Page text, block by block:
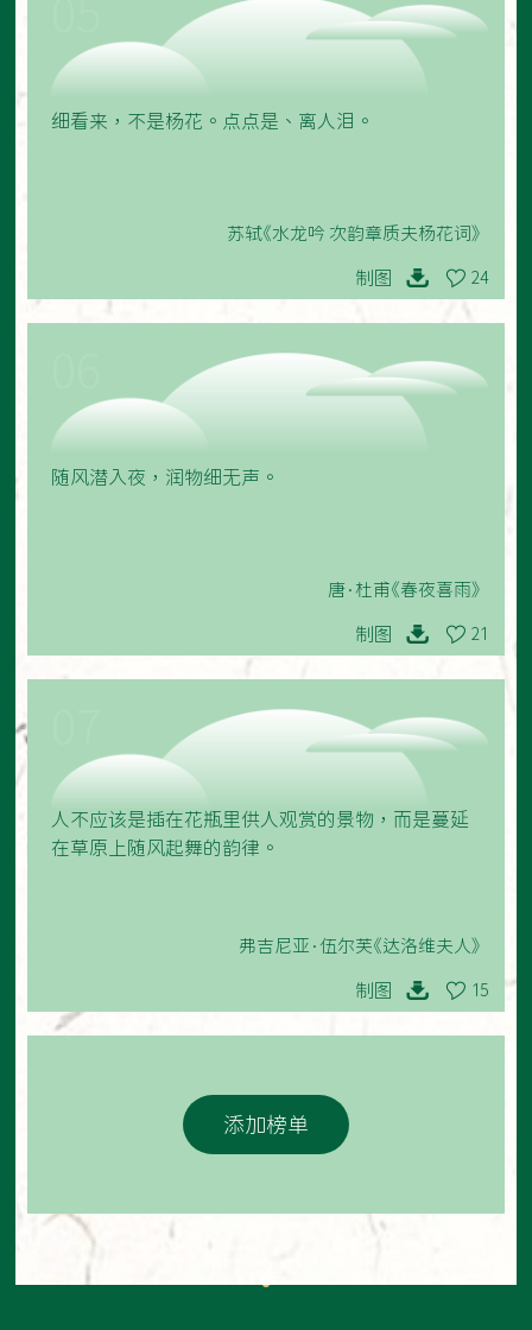
细看来，不是杨花。点点是、离人泪。
苏轼《水龙吟 次韵章质夫杨花词》
制图 24
随风潜入夜，润物细无声。
唐·杜甫《春夜喜雨》
制图 21
人不应该是插在花瓶里供人观赏的景物，而是蔓延
在草原上随风起舞的韵律。
弗吉尼亚·伍尔芙《达洛维夫人》
制图 15
添加榜单